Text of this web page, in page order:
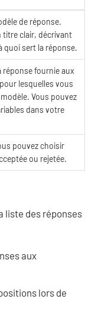
de réponse.
titre clair, décrivant
quoi sert la réponse.
réponse fournie aux
lesquelles vous
Vous pouvez
dans votre
pouvez choisir
ou rejetée.
liste des réponses
aux
lors de